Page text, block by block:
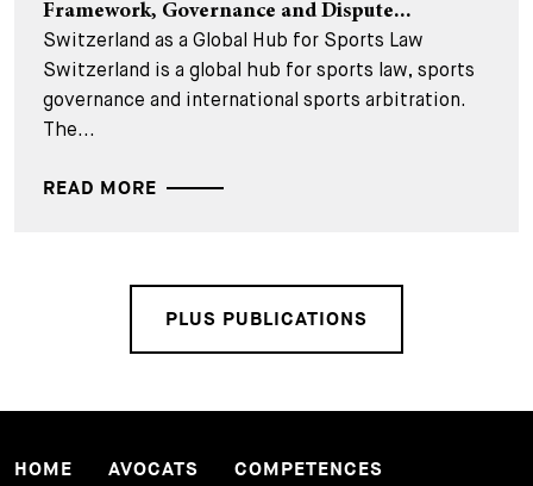
Framework, Governance and Dispute...
Switzerland as a Global Hub for Sports Law
Switzerland is a global hub for sports law, sports
governance and international sports arbitration.
The...
READ MORE
PLUS PUBLICATIONS
HOME AVOCATS
COMPETENCES